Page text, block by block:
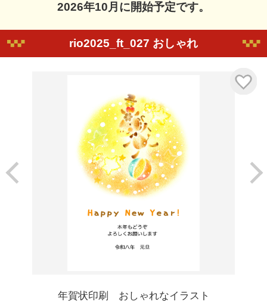
2026年10月に開始予定です。
rio2025_ft_027 おしゃれ
年賀状印刷 おしゃれなイラスト